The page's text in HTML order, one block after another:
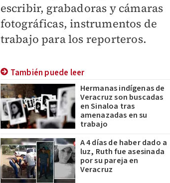
escribir, grabadoras y cámaras
fotográficas, instrumentos de
trabajo para los reporteros.
También puede leer
Hermanas indígenas de
Veracruz son buscadas
en Sinaloa tras
amenazadas en su
trabajo
A 4 días de haber dado a
luz, Ruth fue asesinada
por su pareja en
Veracruz